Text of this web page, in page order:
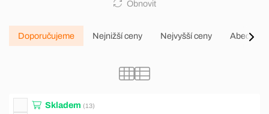
Obnovit
Doporučujeme Nejnižší ceny Nejvyšší ceny Abecedně
Skladem (13)